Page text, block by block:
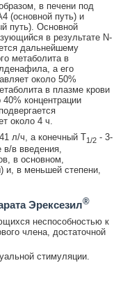
в печени под
(основной путь) и
путь). Основной
в результате N-
дальнейшему
метаболита в
а его
около 50%
в плазме крови
концентрации
около 4 ч.
л/ч, а конечный Т1/2 - 3-
в/в введения,
в основном,
и, в меньшей степени,
Эрексезил®
неспособностью к
члена, достаточной
стимуляции.